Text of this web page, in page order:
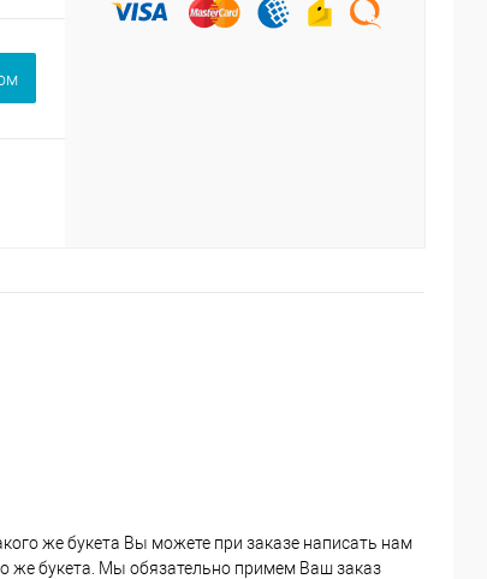
же букета Вы можете при заказе написать нам
же букета. Мы обязательно примем Ваш заказ